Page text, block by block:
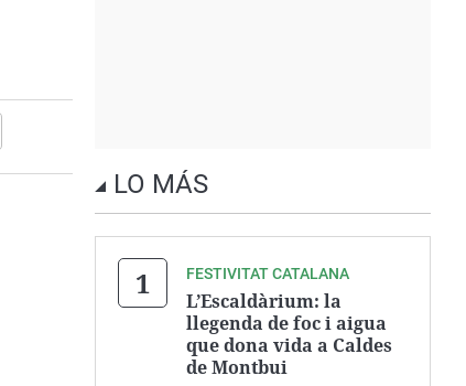
LO MÁS
FESTIVITAT CATALANA
L’Escaldàrium: la
llegenda de foc i aigua
que dona vida a Caldes
de Montbui